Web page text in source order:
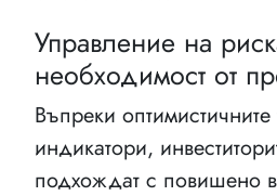
Управление на
необходимост от
Въпреки оптимистичните
индикатори,
подхождат с повишено